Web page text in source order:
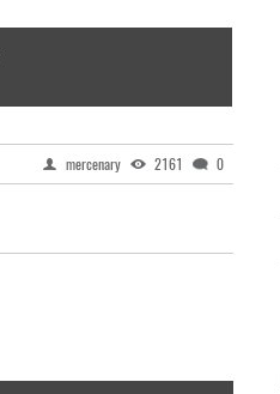
mercenary 2161 0